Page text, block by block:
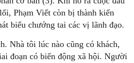
Phạm Viết còn bị thành kiến
biểu chướng tai các vị lãnh đạo.
Nhà tôi lúc nào cũng có khách,
đoạn có biến động xã hội. Người